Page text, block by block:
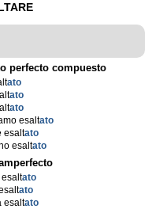
perfecto compuesto
ato
ato
ato
esaltato
esaltato
esaltato
esaltato
ato
esaltato